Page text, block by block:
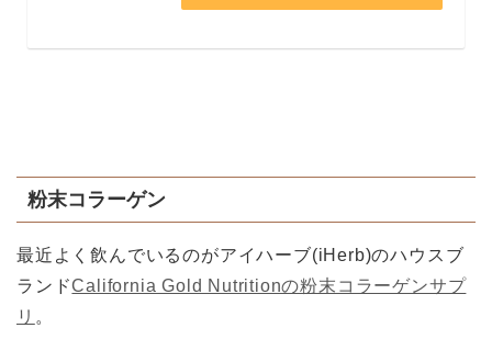
粉末コラーゲン
最近よく飲んでいるのがアイハーブ(iHerb)のハウスブ
ランドCalifornia Gold Nutritionの粉末コラーゲンサプ
リ 。